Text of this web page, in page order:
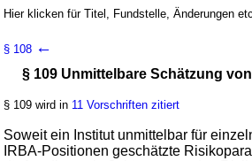
Hier klicken fürTitel, Fundstelle, Änderungen
06.12.2013BGBl. I S. 4168
9 weitere Fassungen | wird in 38 Vorschriften
Teil 2 Adressrisiken
Kapitel 4 Auf internen Ratings
§ 108 ←
§ 109 Unmittelbare Schätzung
§ 109 wird in 11 Vorschriften zitiert
Soweit ein Institut unmittelbar für
IRBA-Positionen geschätzte